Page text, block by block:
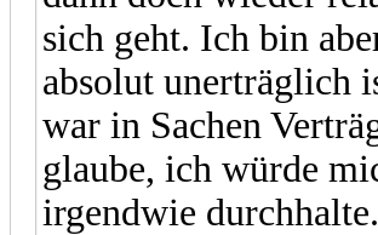
sich geht. Ich bin
absolut unerträglich
war in Sachen
glaube, ich würde
irgendwie